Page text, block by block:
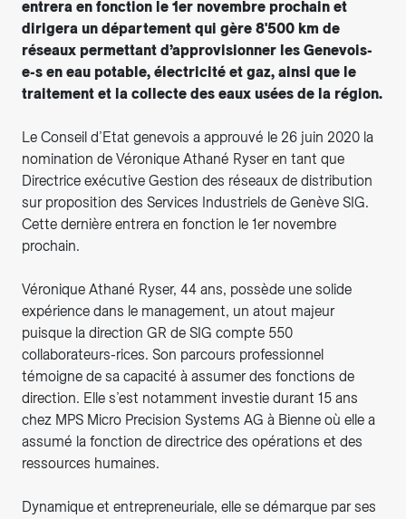
entrera en fonction le 1er novembre prochain et
dirigera un département qui gère 8'500 km de
réseaux permettant d’approvisionner les Genevois-
e-s en eau potable, électricité et gaz, ainsi que le
traitement et la collecte des eaux usées de la région.
Le Conseil d’Etat genevois a approuvé le 26 juin 2020 la
nomination de Véronique Athané Ryser en tant que
Directrice exécutive Gestion des réseaux de distribution
sur proposition des Services Industriels de Genève SIG.
Cette dernière entrera en fonction le 1er novembre
prochain.
Véronique Athané Ryser, 44 ans, possède une solide
expérience dans le management, un atout majeur
puisque la direction GR de SIG compte 550
collaborateurs-rices. Son parcours professionnel
témoigne de sa capacité à assumer des fonctions de
direction. Elle s’est notamment investie durant 15 ans
chez MPS Micro Precision Systems AG à Bienne où elle a
assumé la fonction de directrice des opérations et des
ressources humaines.
Dynamique et entrepreneuriale, elle se démarque par ses